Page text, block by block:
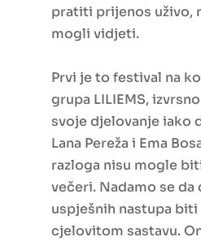
pratiti prijenos uživo,
mogli vidjeti.
Prvi je to festival na
grupa LILIEMS,
svoje djelovanje iako
Lana Pereža i Ema
razloga nisu mogle
večeri. Nadamo se da
uspješnih nastupa
cjelovitom sastavu.